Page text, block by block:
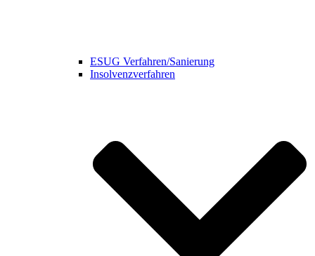
ESUG Verfahren/Sanierung
Insolvenzverfahren